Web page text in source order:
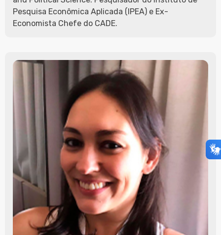
Pesquisa Econômica Aplicada (IPEA) e Ex-
Economista Chefe do CADE.